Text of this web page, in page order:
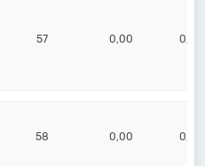
57 0,00 0,00
58 0,00 0,00